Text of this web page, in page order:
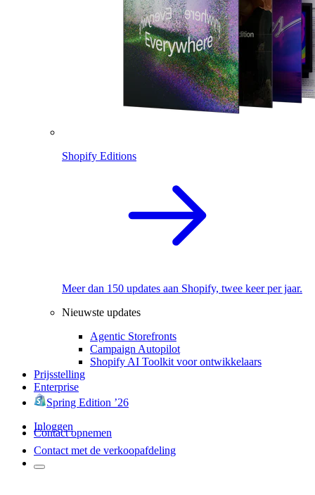
Shopify Editions
Meer dan 150 updates aan Shopify, twee keer per jaar.
Nieuwste updates
Agentic Storefronts
Campaign Autopilot
Shopify AI Toolkit voor ontwikkelaars
Prijsstelling
Enterprise
Spring Edition ’26
Inloggen
Contact opnemen
Contact met de verkoopafdeling